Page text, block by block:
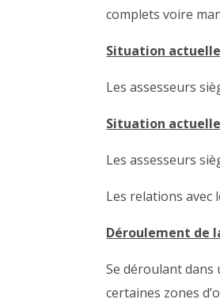
complets voire
Situation actuelle
Les assesseurs
Situation actuelle
Les assesseurs
Les relations avec
Déroulement de
Se déroulant dans
certaines zones